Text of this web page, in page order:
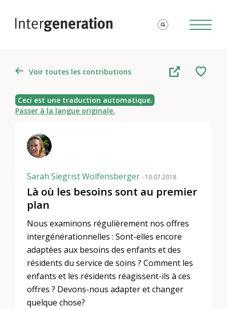
Voir toutes les contributions
Ceci est une traduction automatique.
Passer à la langue originale.
Sarah Siegrist Wolfensberger- 10.07.2018
Là où les besoins sont au premier
plan
Nous examinons régulièrement nos offres
intergénérationnelles : Sont-elles encore
adaptées aux besoins des enfants et des
résidents du service de soins ? Comment les
enfants et les résidents réagissent-ils à ces
offres ? Devons-nous adapter et changer
quelque chose?